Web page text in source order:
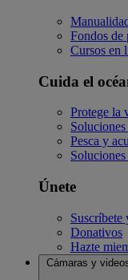
Fondos de
Cursos en
Cuida el
Protege la
Pesca y
Únete
Suscríbete
Donativos
Hazte
Cámaras y